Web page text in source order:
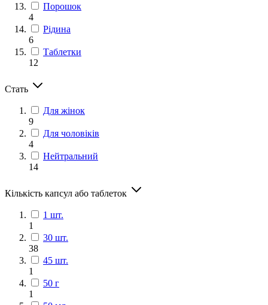
Порошок
4
Рідина
6
Таблетки
12
Стать
Для жінок
9
Для чоловіків
4
Нейтральний
14
Кількість капсул або таблеток
1 шт.
1
30 шт.
38
45 шт.
1
50 г
1